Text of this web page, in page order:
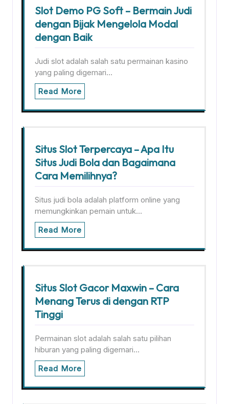
Slot Demo PG Soft – Bermain Judi
dengan Bijak Mengelola Modal
dengan Baik
Judi slot adalah salah satu permainan kasino
yang paling digemari…
Read More
Situs Slot Terpercaya – Apa Itu
Situs Judi Bola dan Bagaimana
Cara Memilihnya?
Situs judi bola adalah platform online yang
memungkinkan pemain untuk…
Read More
Situs Slot Gacor Maxwin – Cara
Menang Terus di dengan RTP
Tinggi
Permainan slot adalah salah satu pilihan
hiburan yang paling digemari…
Read More